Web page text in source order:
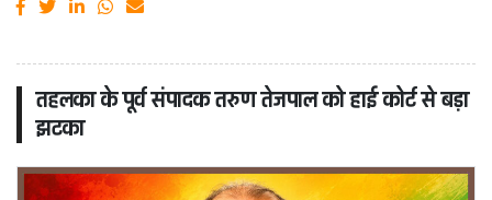
तहलका के पूर्व संपादक तरुण तेजपाल को हाई कोर्ट से बड़ा
झटका